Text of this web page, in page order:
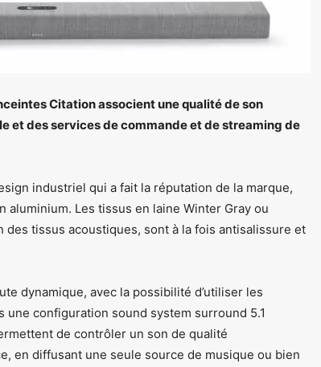
Citation associent une qualité de son
et des services de commande et de streaming de
industriel qui a fait la réputation de la marque,
aluminium. Les tissus en laine Winter Gray ou
des tissus acoustiques, sont à la fois antisalissure et
dynamique, avec la possibilité d’utiliser les
configuration sound system surround 5.1
de contrôler un son de qualité
en diffusant une seule source de musique ou bien